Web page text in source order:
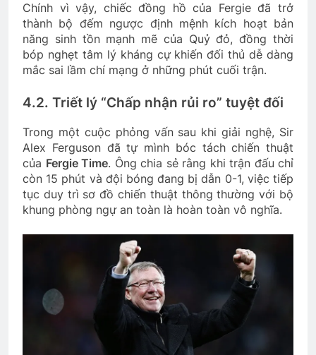
Chính vì vậy, chiếc đồng hồ của Fergie đã trở
thành bộ đếm ngược định mệnh kích hoạt bản
năng sinh tồn mạnh mẽ của Quỷ đỏ, đồng thời
bóp nghẹt tâm lý kháng cự khiến đối thủ dễ dàng
mắc sai lầm chí mạng ở những phút cuối trận.
4.2. Triết lý “Chấp nhận rủi ro” tuyệt đối
Trong một cuộc phỏng vấn sau khi giải nghệ, Sir
Alex Ferguson đã tự mình bóc tách chiến thuật
của Fergie Time. Ông chia sẻ rằng khi trận đấu chỉ
còn 15 phút và đội bóng đang bị dẫn 0-1, việc tiếp
tục duy trì sơ đồ chiến thuật thông thường với bộ
khung phòng ngự an toàn là hoàn toàn vô nghĩa.